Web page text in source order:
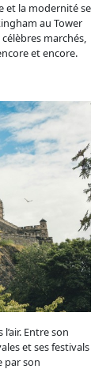
et la modernité se
au Tower
marchés,
et encore.
Entre son
et ses festivals
par son